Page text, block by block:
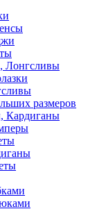
Лонгсливы
размеров
Кардиганы